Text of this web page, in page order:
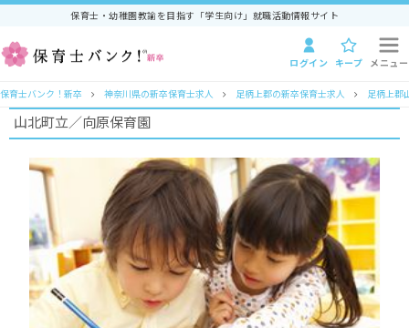
保育士・幼稚園教諭を目指す「学生向け」就職活動情報サイト
ログイン キープ メニュー
保育士バンク！新卒 神奈川県の新卒保育士求人 足柄上郡の新卒保育士求人 足柄上郡
山北町立／向原保育園